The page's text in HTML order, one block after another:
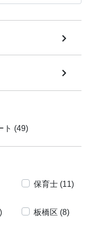
ト (49)
保育士 (11)
板橋区 (8)